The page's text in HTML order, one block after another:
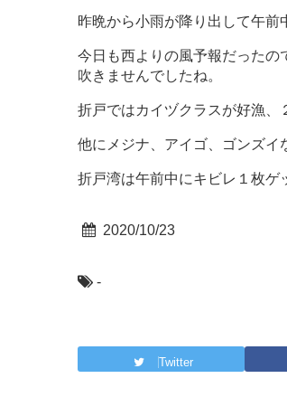
昨晩から小雨が降り出して午前
今日も西よりの風予報だったの
吹きませんでしたね。
折戸ではカイヅクラスが好漁、
他にメジナ、アイゴ、ゴンズイ
折戸湾は午前中にキビレ１枚ゲ
2020/10/23
-
Twitter